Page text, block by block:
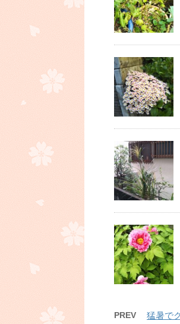
PREV 猛暑で